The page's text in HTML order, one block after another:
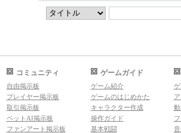
コミュニティ
自由掲示板
プレイヤー掲示板
取引掲示板
ペットAI掲示板
ファンアート掲示板
ゲームガイド
ゲーム紹介
ゲームのはじめかた
キャラクター作成
操作ガイド
基本戦闘